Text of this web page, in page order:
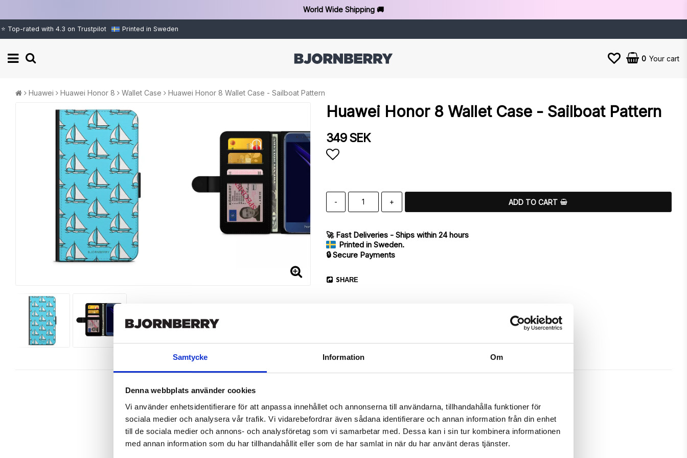
Samtycke Information Om
Denna webbplats använder cookies
Vi använder enhetsidentifierare för att anpassa innehållet och annonserna till användarna, tillhandahålla funktioner för
sociala medier och analysera vår trafik. Vi vidarebefordrar även sådana identifierare och annan information från din enhet
till de sociala medier och annons- och analysföretag som vi samarbetar med. Dessa kan i sin tur kombinera informationen
med annan information som du har tillhandahållit eller som de har samlat in när du har använt deras tjänster.
World Wide Shipping 🚚
⭐ Top-rated with 4.3 on Trustpilot Printed in Sweden
0 Your cart
Huawei Huawei Honor 8 Wallet Case Huawei Honor 8 Wallet Case - Sailboat Pattern
Huawei Honor 8 Wallet Case - Sailboat Pattern
349 SEK
- + ADD TO CART
🚀 Fast Deliveries - Ships within 24 hours
Printed in Sweden.
🔒 Secure Payments
SHARE
Article no.: 12990
Wallet case from Bjornberry for your Huawei Honor 8 with a nice “Sailboat Pattern”-print. Which gives great protection and has a unique
design.